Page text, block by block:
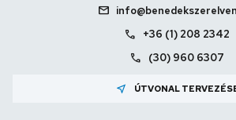
mail
call +36 (1) 208 2342
call (30) 960 6307
near_me ÚTVONAL